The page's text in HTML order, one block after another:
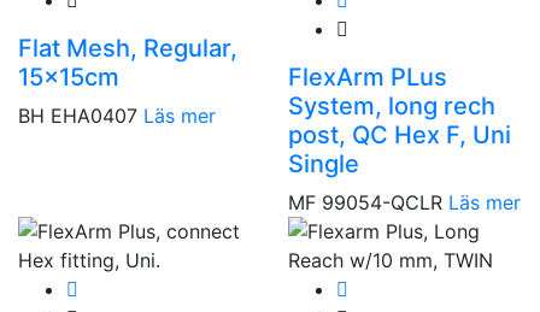
Flat Mesh, Regular,
15x15cm
BH EHA0407 Läs mer
FlexArm PLus
System, long rech
post, QC Hex F, Uni
Single
MF 99054-QCLR Läs mer